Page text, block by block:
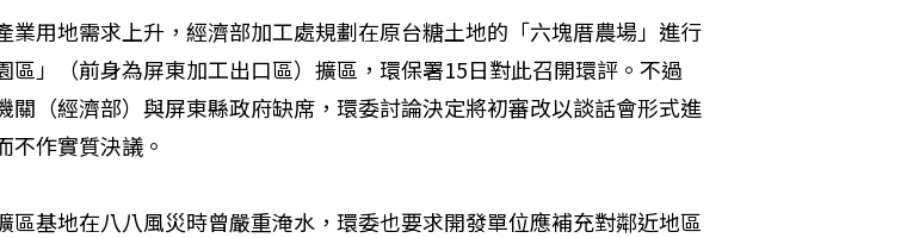
業用地需求上升，經濟部加工處規劃在原台糖土地的「六塊厝農場」進行
區」（前身為屏東加工出口區）擴區，環保署15日對此召開環評。不過
關（經濟部）與屏東縣政府缺席，環委討論決定將初審改以談話會形式進
不作實質決議。
區基地在八八風災時曾嚴重淹水，環委也要求開發單位應補充對鄰近地區